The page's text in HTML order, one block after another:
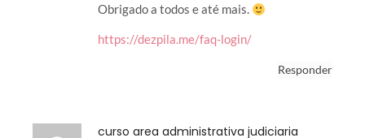
Obrigado a todos e até mais.
https://dezpila.me/faq-login/
Responder
curso area administrativa judiciaria